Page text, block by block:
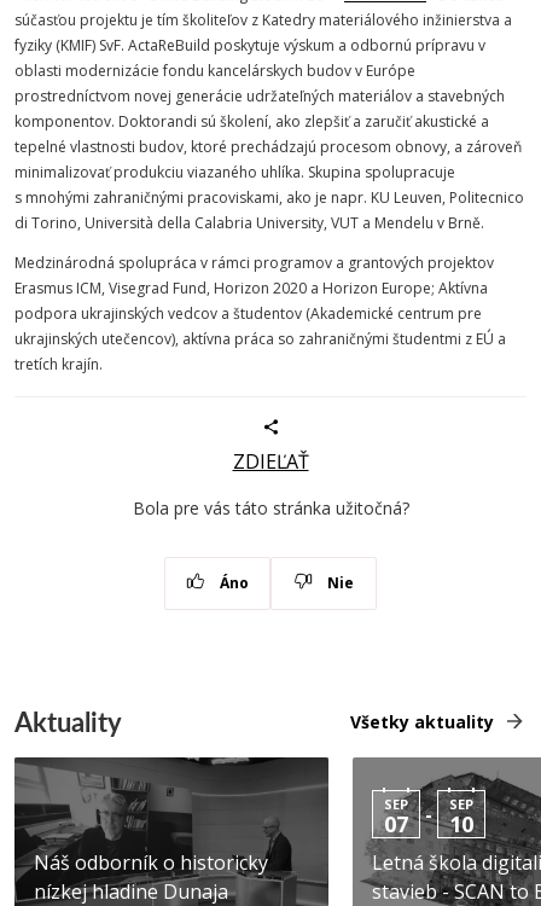
súčasťou projektu je tím školiteľov z Katedry materiálového inžinierstva a
fyziky (KMIF) SvF. ActaReBuild poskytuje výskum a odbornú prípravu v
oblasti modernizácie fondu kancelárskych budov v Európe
prostredníctvom novej generácie udržateľných materiálov a stavebných
komponentov. Doktorandi sú školení, ako zlepšiť a zaručiť akustické a
tepelné vlastnosti budov, ktoré prechádzajú procesom obnovy, a zároveň
minimalizovať produkciu viazaného uhlíka. Skupina spolupracuje
s mnohými zahraničnými pracoviskami, ako je napr. KU Leuven, Politecnico
di Torino, Università della Calabria University, VUT a Mendelu v Brně.
Medzinárodná spolupráca v rámci programov a grantových projektov
Erasmus ICM, Visegrad Fund, Horizon 2020 a Horizon Europe; Aktívna
podpora ukrajinských vedcov a študentov (Akademické centrum pre
ukrajinských utečencov), aktívna práca so zahraničnými študentmi z EÚ a
tretích krajín.
ZDIEĽAŤ
Bola pre vás táto stránka užitočná?
Áno Nie
Aktuality Všetky aktuality
Náš odborník o historicky
nízkej hladine Dunaja
SEP
07 - SEP
10
Letná škola
stavieb - SCAN to